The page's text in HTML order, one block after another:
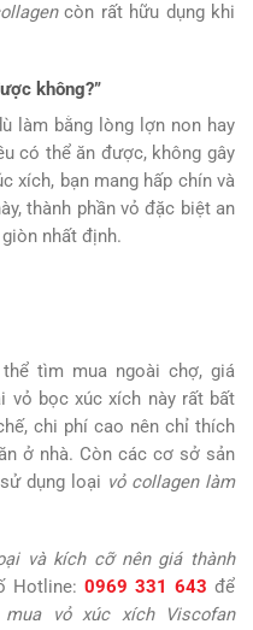
còn rất hữu dụng khi
không?”
làm bằng lòng lợn non hay
có thể ăn được, không gây
xích, bạn mang hấp chín và
thành phần vỏ đặc biệt an
nhất định.
tìm mua ngoài chợ, giá
vỏ bọc xúc xích này rất bất
chi phí cao nên chỉ thích
ở nhà. Còn các cơ sở sản
dụng loại vỏ collagen làm
và kích cỡ nên giá thành
Hotline:0969 331 643 để
mua vỏ xúc xích Viscofan